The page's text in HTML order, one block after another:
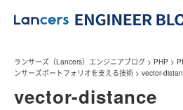
ランサーズ（Lancers）エンジニアブログ > PHP >
ンサーズポートフォリオを支える技術 > vector-
vector-distance